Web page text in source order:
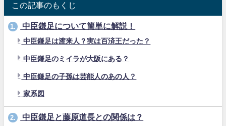
この記事のもくじ
1. 中臣鎌足について簡単に解説！
中臣鎌足は渡来人？実は百済王だった？
中臣鎌足のミイラが大阪にある？
中臣鎌足の子孫は芸能人のあの人？
家系図
2. 中臣鎌足と藤原道長との関係は？